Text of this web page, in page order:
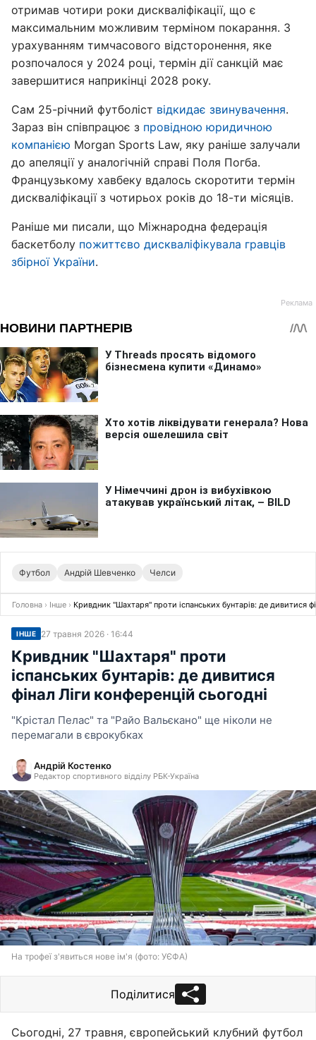
отримав чотири роки дискваліфікації, що є
максимальним можливим терміном покарання. З
урахуванням тимчасового відсторонення, яке
розпочалося у 2024 році, термін дії санкцій має
завершитися наприкінці 2028 року.
Сам 25-річний футболіст відкидає звинувачення.
Зараз він співпрацює з провідною юридичною
компанією Morgan Sports Law, яку раніше залучали
до апеляції у аналогічній справі Поля Погба.
Французькому хавбеку вдалось скоротити термін
дискваліфікації з чотирьох років до 18-ти місяців.
Раніше ми писали, що Міжнародна федерація
баскетболу пожиттєво дискваліфікувала гравців
збірної України.
Футбол Андрій Шевченко Челси
Головна › Інше › Кривдник "Шахтаря" проти іспанських бунтарів: де дивитися
ІНШЕ 27 травня 2026 · 16:44
Кривдник "Шахтаря" проти
іспанських бунтарів: де дивитися
фінал Ліги конференцій сьогодні
"Крістал Пелас" та "Райо Вальєкано" ще ніколи не
перемагали в єврокубках
Андрій Костенко
Редактор спортивного відділу РБК-Україна
На трофеї з'явиться нове ім'я (фото: УЄФА)
Поділитися
Сьогодні, 27 травня, європейський клубний футбол